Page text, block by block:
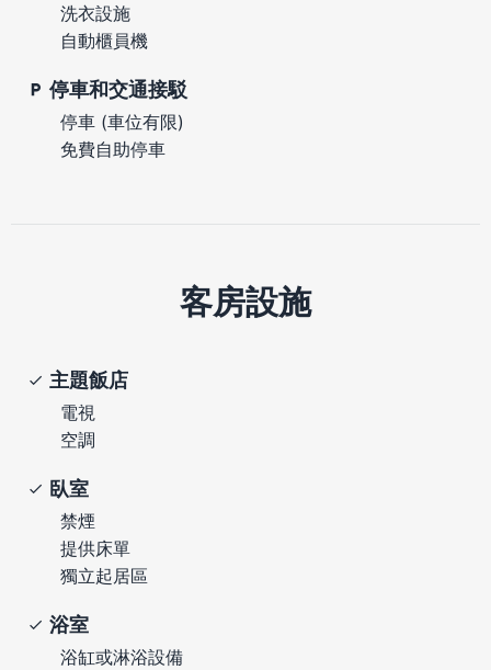
洗衣設施
自動櫃員機
停車和交通接駁
停車 (車位有限)
免費自助停車
客房設施
主題飯店
電視
空調
臥室
禁煙
提供床單
獨立起居區
浴室
浴缸或淋浴設備